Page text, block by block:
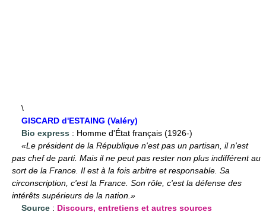
\
GISCARD d'ESTAING (Valéry)
Bio express : Homme d'État français (1926-)
«Le président de la République n'est pas un partisan, il n'est
pas chef de parti. Mais il ne peut pas rester non plus indifférent au
sort de la France. Il est à la fois arbitre et responsable. Sa
circonscription, c'est la France. Son rôle, c'est la défense des
intérêts supérieurs de la nation.»
Source : Discours, entretiens et autres sources